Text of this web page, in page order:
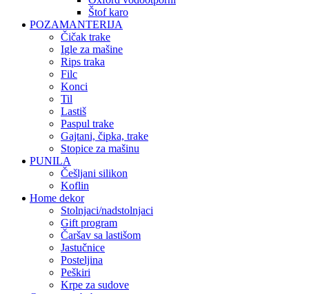
štof karo
POZAMANTERIJA
čičak trake
igle za mašine
rips traka
filc
konci
til
lastiš
paspul trake
gajtani, čipka, trake
stopice za mašinu
PUNILA
češljani silikon
koflin
Home dekor
stolnjaci/nadstolnjaci
gift program
čaršav sa lastišom
jastučnice
posteljina
peškiri
krpe za sudove